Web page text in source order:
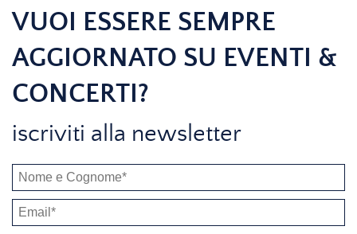
VUOI ESSERE SEMPRE
AGGIORNATO SU EVENTI &
CONCERTI?
iscriviti alla newsletter